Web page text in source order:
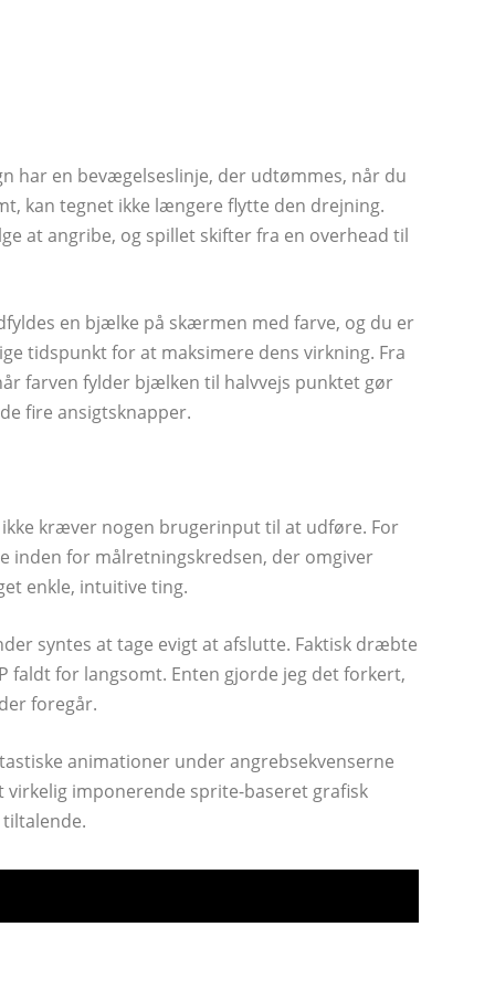
har en bevægelseslinje, der udtømmes, når du
kan tegnet ikke længere flytte den drejning.
at angribe, og spillet skifter fra en overhead til
en bjælke på skærmen med farve, og du er
tidspunkt for at maksimere dens virkning. Fra
farven fylder bjælken til halvvejs punktet gør
fire ansigtsknapper.
kræver nogen brugerinput til at udføre. For
for målretningskredsen, der omgiver
enkle, intuitive ting.
syntes at tage evigt at afslutte. Faktisk dræbte
faldt for langsomt. Enten gjorde jeg det forkert,
foregår.
animationer under angrebsekvenserne
imponerende sprite-baseret grafisk